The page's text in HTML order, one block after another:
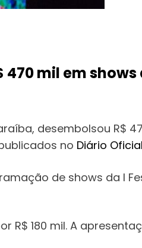
mil em
desembolsou R$
no Diário
de shows da I
180 mil. A